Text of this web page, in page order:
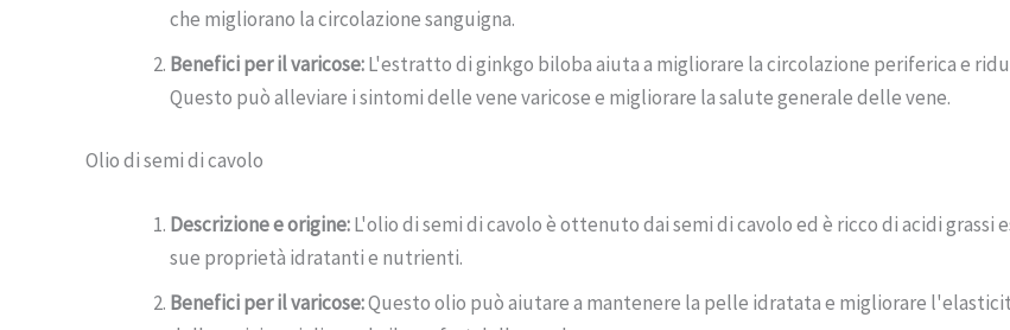
che migliorano la circolazione sanguigna.
Benefici per il varicose:L'estratto di ginkgo biloba aiuta a migliorare la circolazione periferica e
Questo può alleviare i sintomi delle vene varicose e migliorare la salute generale delle vene.
Olio di semi di cavolo
Descrizione e origine:L'olio di semi di cavolo è ottenuto dai semi di cavolo ed è ricco di acidi
sue proprietà idratanti e nutrienti.
Benefici per il varicose:Questo olio può aiutare a mantenere la pelle idratata e migliorare